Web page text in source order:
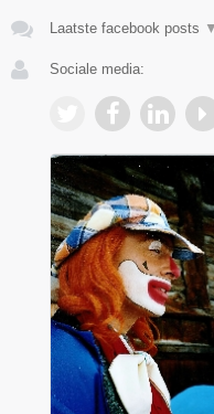
Laatste facebook posts ▼
Sociale media: